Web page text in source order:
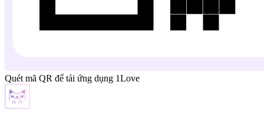
Quét mã QR để tải ứng dụng 1Love